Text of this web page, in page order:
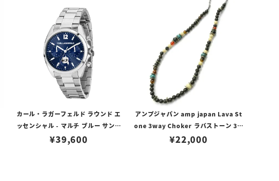
カール・ラガーフェルド ラウンド エ
ッセンシャル - マルチ ブルー サンレ
イ アイコン ダイヤル シルバー
¥39,600
アンプジャパン amp japan Lava St
one 3way Choker ラバストーン 3W
AYチョーカー
¥22,000